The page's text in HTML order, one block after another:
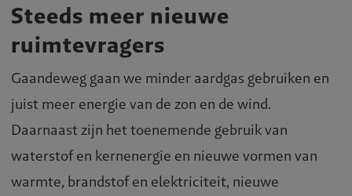
Steeds meer nieuwe
ruimtevragers
Gaandeweg gaan we minder aardgas gebruiken en
juist meer energie van de zon en de wind.
Daarnaast zijn het toenemende gebruik van
waterstof en kernenergie en nieuwe vormen van
warmte, brandstof en elektriciteit, nieuwe